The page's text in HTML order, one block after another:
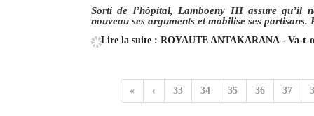
Sorti de l’hôpital, Lamboeny III assure qu’il
nouveau ses arguments et mobilise ses partisans.
Lire la suite : ROYAUTE ANTAKARANA - Va-t-
« ‹ 33 34 35 36 37